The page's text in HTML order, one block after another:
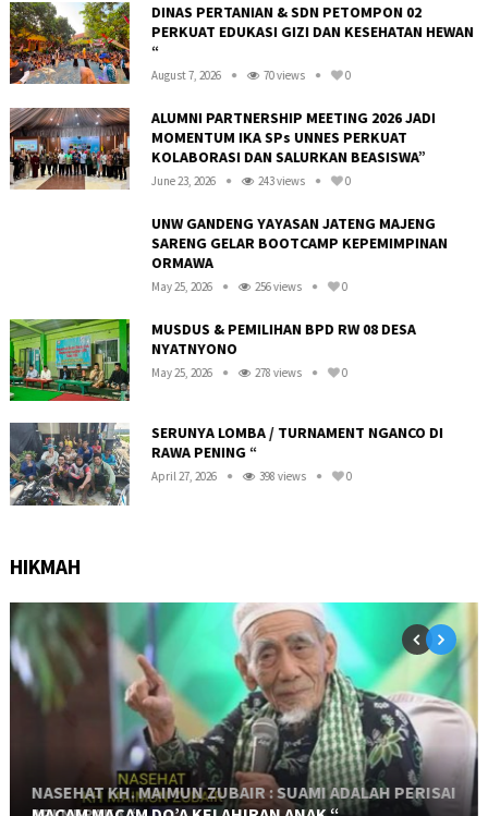
DINAS PERTANIAN & SDN PETOMPON 02
PERKUAT EDUKASI GIZI DAN KESEHATAN HEWAN
“
August 7, 2026 70 views 0
ALUMNI PARTNERSHIP MEETING 2026 JADI
MOMENTUM IKA SPs UNNES PERKUAT
KOLABORASI DAN SALURKAN BEASISWA”
June 23, 2026 243 views 0
UNW GANDENG YAYASAN JATENG MAJENG
SARENG GELAR BOOTCAMP KEPEMIMPINAN
ORMAWA
May 25, 2026 256 views 0
MUSDUS & PEMILIHAN BPD RW 08 DESA
NYATNYONO
May 25, 2026 278 views 0
SERUNYA LOMBA / TURNAMENT NGANCO DI
RAWA PENING “
April 27, 2026 398 views 0
HIKMAH
NASEHAT KH. MAIMUN ZUBAIR : SUAMI ADALAH PERISAI